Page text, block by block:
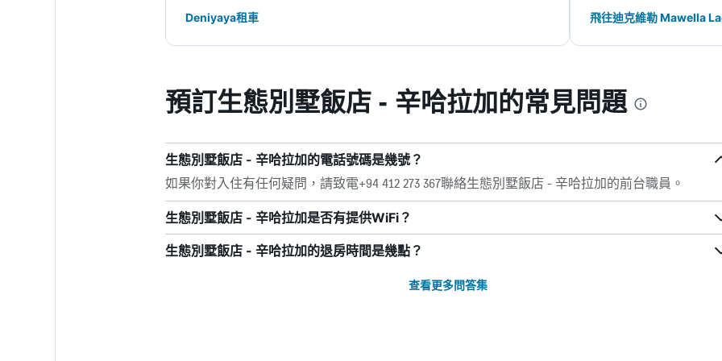
Deniyaya租車 飛往迪克維勒 Mawella
預訂生態別墅飯店 - 辛哈拉加的常見問題
生態別墅飯店 - 辛哈拉加的電話號碼是幾號？
如果你對入住有任何疑問，請致電+94 412 273 367聯絡生態別墅飯店 - 辛哈拉加的前台職員。
生態別墅飯店 - 辛哈拉加是否有提供WiFi？
生態別墅飯店 - 辛哈拉加的退房時間是幾點？
查看更多問答集